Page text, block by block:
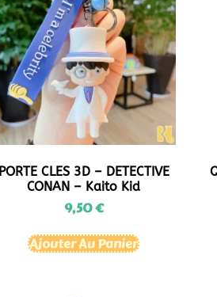
PORTE CLES 3D – DETECTIVE
CONAN – Kaito Kid
9,50€
Ajouter Au Panier